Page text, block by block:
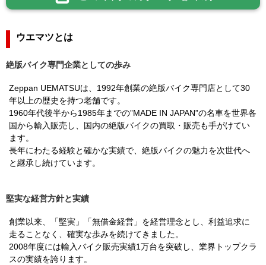
ウエマツとは
絶版バイク専門企業としての歩み
Zeppan UEMATSUは、1992年創業の絶版バイク専門店として30
年以上の歴史を持つ老舗です。
1960年代後半から1985年までの”MADE IN JAPAN”の名車を世界各
国から輸入販売し、国内の絶版バイクの買取・販売も手がけてい
ます。
長年にわたる経験と確かな実績で、絶版バイクの魅力を次世代へ
と継承し続けています。
堅実な経営方針と実績
創業以来、「堅実」「無借金経営」を経営理念とし、利益追求に
走ることなく、確実な歩みを続けてきました。
2008年度には輸入バイク販売実績1万台を突破し、業界トップクラ
スの実績を誇ります。